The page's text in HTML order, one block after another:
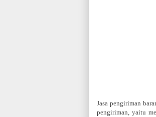
Jasa pengiriman
pengiriman, yaitu